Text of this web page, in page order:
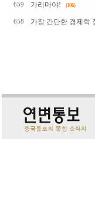
659 가리마야! (106)
658 가장 간단한 경제학